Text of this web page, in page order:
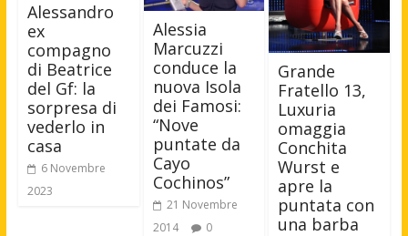
Alessandro
ex
compagno
di Beatrice
del Gf: la
sorpresa di
vederlo in
casa
6 Novembre
2023
Alessia
Marcuzzi
conduce la
nuova Isola
dei Famosi:
“Nove
puntate da
Cayo
Cochinos”
21 Novembre
2014
0
Grande
Fratello 13,
Luxuria
omaggia
Conchita
Wurst e
apre la
puntata con
una barba